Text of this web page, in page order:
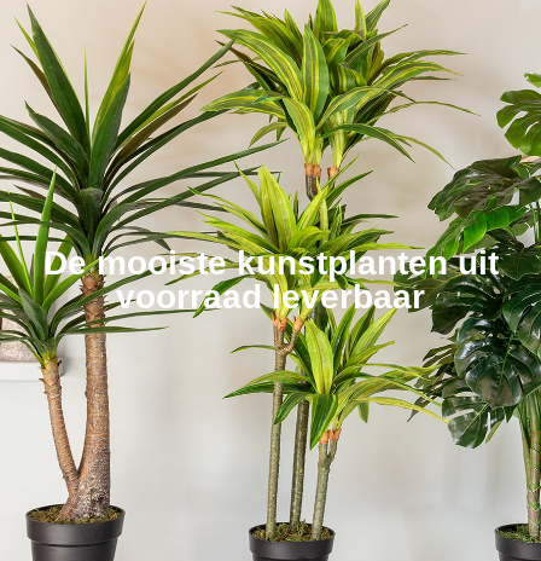
De mooiste kunstplanten uit
voorraad leverbaar